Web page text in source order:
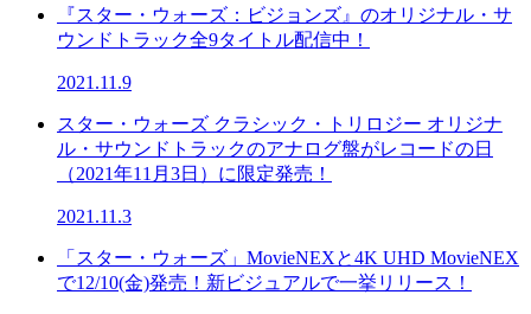
『スター・ウォーズ：ビジョンズ』のオリジナル・サ
ウンドトラック全9タイトル配信中！
2021.11.9
スター・ウォーズ クラシック・トリロジー オリジナ
ル・サウンドトラックのアナログ盤がレコードの日
（2021年11月3日）に限定発売！
2021.11.3
「スター・ウォーズ」MovieNEXと4K UHD MovieNEX
で12/10(金)発売！新ビジュアルで一挙リリース！